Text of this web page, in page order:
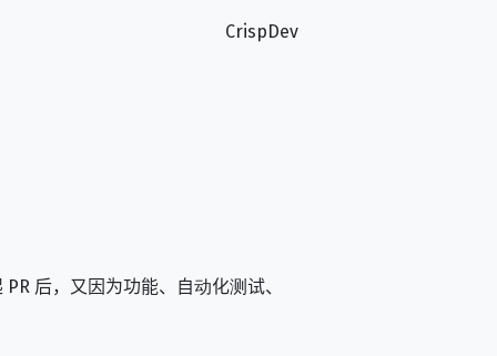
CrispDev
后，又因为功能、自动化测试、